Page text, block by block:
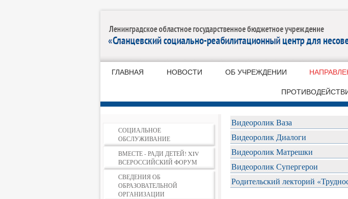
ГЛАВНАЯ НОВОСТИ ОБ УЧРЕЖДЕНИИ
СОЦИАЛЬНОЕ
ОБСЛУЖИВАНИЕ
ВМЕСТЕ - РАДИ ДЕТЕЙ! XIV
ВСЕРОССИЙСКИЙ ФОРУМ
СВЕДЕНИЯ ОБ
ОБРАЗОВАТЕЛЬНОЙ
ОРГАНИЗАЦИИ
Видеоролик Ваза
Видеоролик Диалоги
Видеоролик Матрешки
Видеоролик Супергерои
Родительский лекторий